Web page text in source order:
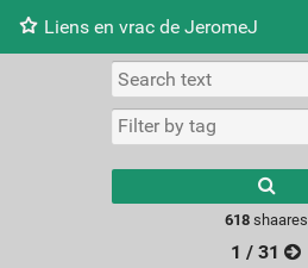
Liens en vrac de JeromeJ
Picture wall
618shaares
1 / 31